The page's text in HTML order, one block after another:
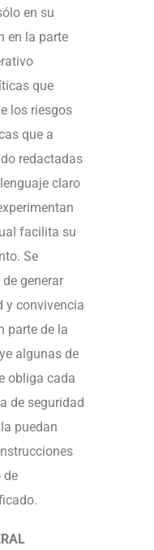
en su
en la parte
que
los riesgos
que a
redactadas
claro
facilita su
Se
generar
y convivencia
parte de la
algunas de
obliga cada
de seguridad
puedan
de